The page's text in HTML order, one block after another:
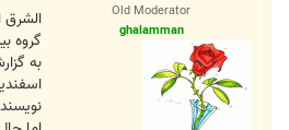
Old Moderator
ghalamman
ت
الشرق
گروه
به